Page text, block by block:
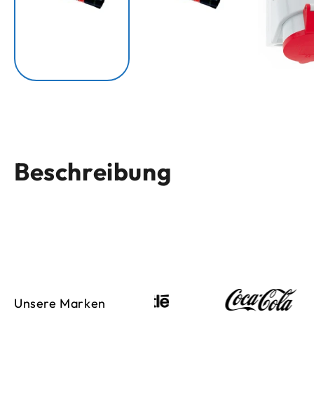
Beschreibung
Unsere Marken